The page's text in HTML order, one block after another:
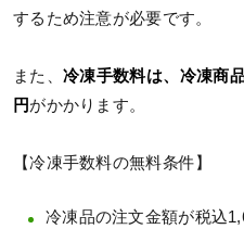
するため注意が必要です。
また、冷凍手数料は、冷凍商
円がかかります。
【冷凍手数料の無料条件】
冷凍品の注文金額が税込